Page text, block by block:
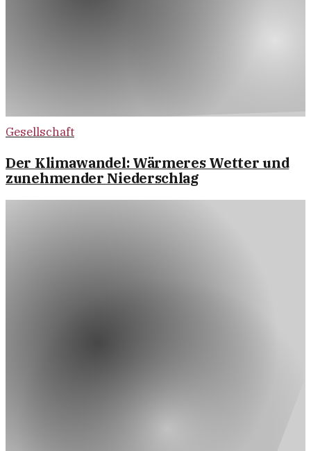
Gesellschaft
Der Klimawandel: Wärmeres Wetter und
zunehmender Niederschlag